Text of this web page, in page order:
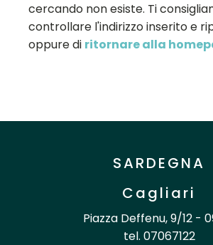
cercando non esiste. Ti
controllare l'indirizzo inserito e
oppure di ritornare alla
SARDEGNA
Cagliari
Piazza Deffenu, 9/12 -
tel. 07067122